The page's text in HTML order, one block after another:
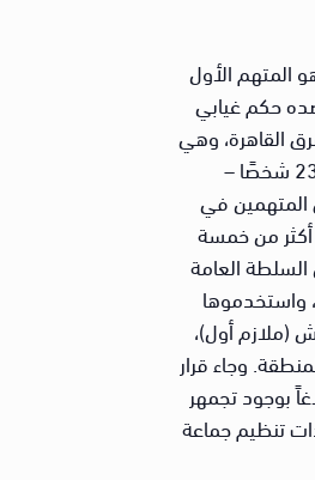
المتهم الأول
صدر ضده حكم غيابي
القضية الرقم 24885 لسنة 2013 جنايات النزهة، وقيدت برقم 7353 لسنة 2013 كلي شرق القاهرة، وهي
القضية المتهم فيها 12 متهمًا – بينهم شابان سوريان الجنسية-، تم إحالتهم جميعًا إلى المحاكمة الجنائية لمحاكمتهم، لتورطهم في قتل وإصابة 23 شخصًا –
2013. ووجهت النيابة العامة إلى المتهمين في
من أكثر من خمسة
العامة
واستخدموها
(ملازم أول)،
مجندين بالإضافة إلى 6 مواطنين من أهالي المنطقة. وجاء قرار
بوجود تجمهر
تنظيم جماعة